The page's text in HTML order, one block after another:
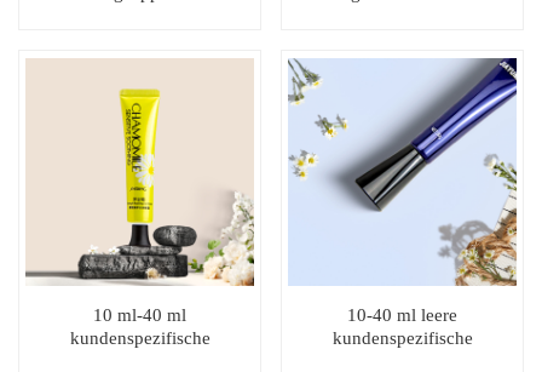
Düse
10 ml-40 ml
kundenspezifische
10-40 ml leere
kundenspezifische